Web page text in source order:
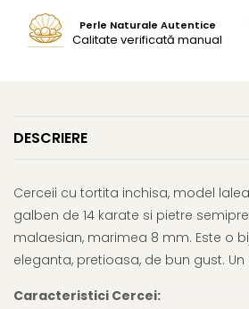
Perle Naturale Autentice
Calitate verificată manual
DESCRIERE
Cerceii cu tortita inchisa, model
galben de 14 karate si pietre
malaesian, marimea 8 mm. Este o
eleganta, pretioasa, de bun gust.
Caracteristici Cercei: